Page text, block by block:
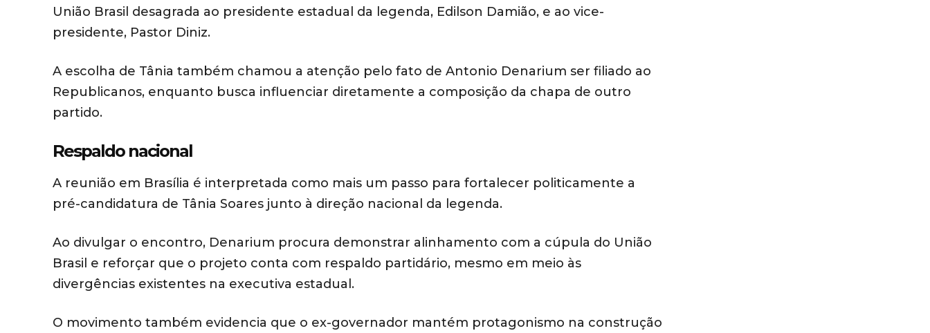
União Brasil desagrada ao presidente estadual da legenda, Edilson Damião, e ao vice-
presidente, Pastor Diniz.
A escolha de Tânia também chamou a atenção pelo fato de Antonio Denarium ser filiado ao
Republicanos, enquanto busca influenciar diretamente a composição da chapa de outro
partido.
Respaldo nacional
A reunião em Brasília é interpretada como mais um passo para fortalecer politicamente a
pré-candidatura de Tânia Soares junto à direção nacional da legenda.
Ao divulgar o encontro, Denarium procura demonstrar alinhamento com a cúpula do União
Brasil e reforçar que o projeto conta com respaldo partidário, mesmo em meio às
divergências existentes na executiva estadual.
O movimento também evidencia que o ex-governador mantém protagonismo na construção